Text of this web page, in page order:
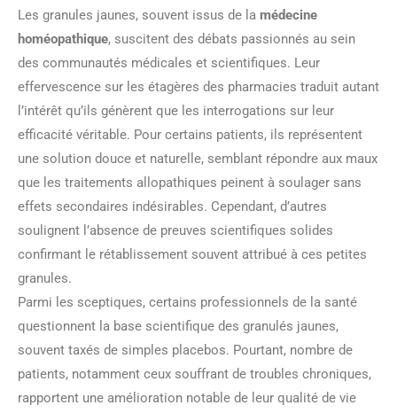
Les granules jaunes, souvent issus de la médecine
homéopathique, suscitent des débats passionnés au sein
des communautés médicales et scientifiques. Leur
effervescence sur les étagères des pharmacies traduit autant
l’intérêt qu’ils génèrent que les interrogations sur leur
efficacité véritable. Pour certains patients, ils représentent
une solution douce et naturelle, semblant répondre aux maux
que les traitements allopathiques peinent à soulager sans
effets secondaires indésirables. Cependant, d’autres
soulignent l’absence de preuves scientifiques solides
confirmant le rétablissement souvent attribué à ces petites
granules.
Parmi les sceptiques, certains professionnels de la santé
questionnent la base scientifique des granulés jaunes,
souvent taxés de simples placebos. Pourtant, nombre de
patients, notamment ceux souffrant de troubles chroniques,
rapportent une amélioration notable de leur qualité de vie